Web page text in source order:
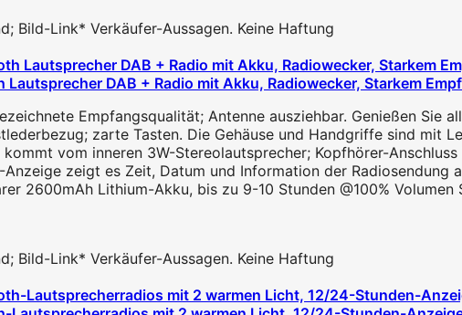
Bild-Link* Verkäufer-Aussagen. Keine Haftung
DAB + Radio mit Akku, Radiowecker, Starkem
Empfangsqualität; Antenne ausziehbar. Genießen Sie
zarte Tasten. Die Gehäuse und Handgriffe sind mit
vom inneren 3W-Stereolautsprecher; Kopfhörer-
zeigt es Zeit, Datum und Information der Radiosendung
2600mAh Lithium-Akku, bis zu 9-10 Stunden @100%
Bild-Link* Verkäufer-Aussagen. Keine Haftung